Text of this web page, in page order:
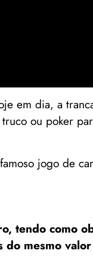
em dia, a
ou poker
jogo de
tendo como
mesmo